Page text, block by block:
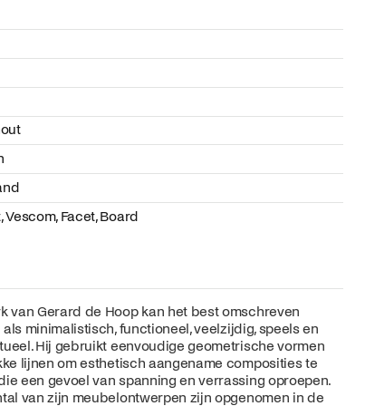
Vescom, Facet, Board
van Gerard de Hoop kan het best omschreven
minimalistisch, functioneel, veelzijdig, speels en
Hij gebruikt eenvoudige geometrische vormen
lijnen om esthetisch aangename composities te
een gevoel van spanning en verrassing oproepen.
van zijn meubelontwerpen zijn opgenomen in de